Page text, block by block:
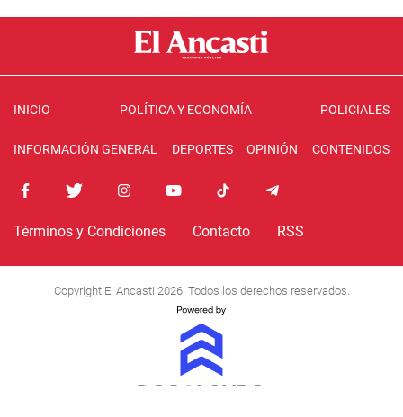
INICIO POLÍTICA Y ECONOMÍA POLICIALES
INFORMACIÓN GENERAL DEPORTES OPINIÓN CONTENIDOS
Términos y Condiciones Contacto RSS
Copyright El Ancasti 2026. Todos los derechos reservados.